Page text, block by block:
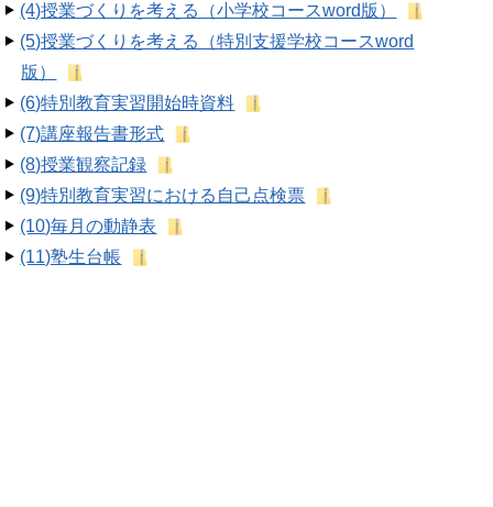
(4)授業づくりを考える（小学校コースword版）
(5)授業づくりを考える（特別支援学校コースword
版）
(6)特別教育実習開始時資料
(7)講座報告書形式
(8)授業観察記録
(9)特別教育実習における自己点検票
(10)毎月の動静表
(11)塾生台帳